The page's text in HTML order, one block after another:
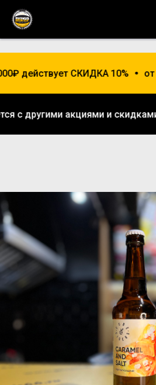
действует СКИДКА 10% от
с другими акциями и